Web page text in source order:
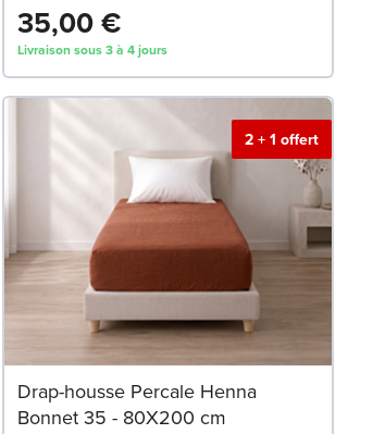
35,00 €
Livraison sous 3 à 4 jours
2 + 1 offert
Drap-housse Percale Henna
Bonnet 35 - 80X200 cm